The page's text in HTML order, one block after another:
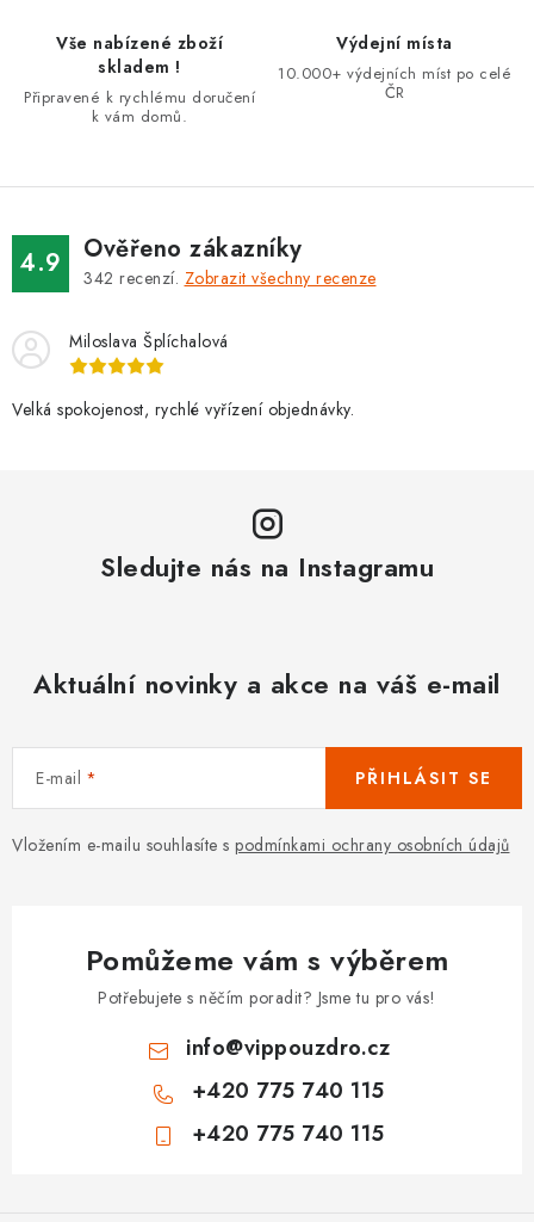
k
ý
s
Vše nabízené zboží
skladem !
Připravené k rychlému doručení
k vám domů.
Výdejní místa
10.000+ výdejních míst po celé
ČR
4.9 Ověřeno zákazníky
342 recenzí. Zobrazit všechny recenze
Miloslava Šplíchalová
Velká spokojenost, rychlé vyřízení objednávky.
Sledujte nás na Instagramu
Aktuální novinky a akce na váš e-mail
E-mail
Vložením e-mailu souhlasíte s podmínkami ochrany osobních údajů
PŘIHLÁSIT SE
Pomůžeme vám s výběrem
Potřebujete s něčím poradit? Jsme tu pro vás!
info@vippouzdro.cz
+420 775 740 115
+420 775 740 115